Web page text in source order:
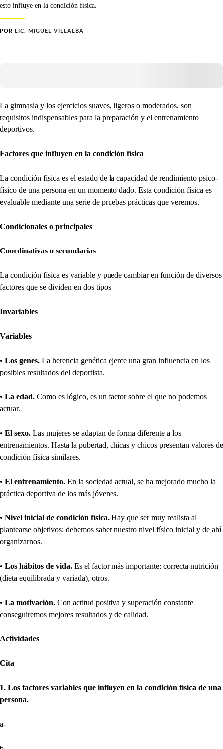
esto influye en la condición física.
POR LIC. MIGUEL VILLALBA
La gimnasia y los ejercicios suaves, ligeros o moderados, son
requisitos indispensables para la preparación y el entrenamiento
deportivos.
Factores que influyen en la condición física
La condición física es el estado de la capacidad de rendimiento psico-
físico de una persona en un momento dado. Esta condición física es
evaluable mediante una serie de pruebas prácticas que veremos.
Condicionales o principales
Coordinativas o secundarias
La condición física es variable y puede cambiar en función de diversos
factores que se dividen en dos tipos
Invariables
Variables
• Los genes. La herencia genética ejerce una gran influencia en los
posibles resultados del deportista.
• La edad. Como es lógico, es un factor sobre el que no podemos
actuar.
• El sexo. Las mujeres se adaptan de forma diferente a los
entrenamientos. Hasta la pubertad, chicas y chicos presentan valores de
condición física similares.
• El entrenamiento. En la sociedad actual, se ha mejorado mucho la
práctica deportiva de los más jóvenes.
• Nivel inicial de condición física. Hay que ser muy realista al
plantearse objetivos: debemos saber nuestro nivel físico inicial y de ahí
organizarnos.
• Los hábitos de vida. Es el factor más importante: correcta nutrición
(dieta equilibrada y variada), otros.
• La motivación. Con actitud positiva y superación constante
conseguiremos mejores resultados y de calidad.
Actividades
Cita
1. Los factores variables que influyen en la condición física de una
persona.
a-